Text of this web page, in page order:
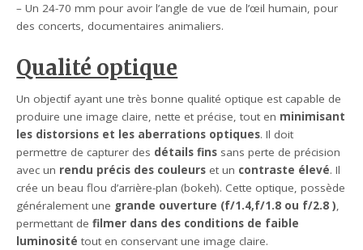
– Un 24-70 mm pour avoir l’angle de vue de l’œil humain, pour
des concerts, documentaires animaliers.
Qualité optique
Un objectif ayant une très bonne qualité optique est capable de
produire une image claire, nette et précise, tout en minimisant
les distorsions et les aberrations optiques. Il doit
permettre de capturer des détails fins sans perte de précision
avec un rendu précis des couleurs et un contraste élevé. Il
crée un beau flou d’arrière-plan (bokeh). Cette optique, possède
généralement une grande ouverture (f/1.4,f/1.8 ou f/2.8 ),
permettant defilmer dans des conditions de faible
luminosité tout en conservant une image claire.